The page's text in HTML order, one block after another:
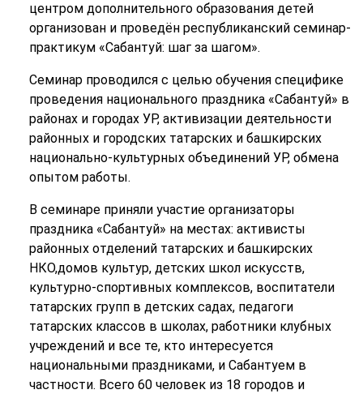
центром дополнительного образования детей
организован и проведён республиканский семинар-
практикум «Сабантуй: шаг за шагом».
Семинар проводился с целью обучения специфике
проведения национального праздника «Сабантуй» в
районах и городах УР, активизации деятельности
районных и городских татарских и башкирских
национально-культурных объединений УР, обмена
опытом работы.
В семинаре приняли участие организаторы
праздника «Сабантуй» на местах: активисты
районных отделений татарских и башкирских
НКО,домов культур, детских школ искусств,
культурно-спортивных комплексов, воспитатели
татарских групп в детских садах, педагоги
татарских классов в школах, работники клубных
учреждений и все те, кто интересуется
национальными праздниками, и Сабантуем в
частности. Всего 60 человек из 18 городов и